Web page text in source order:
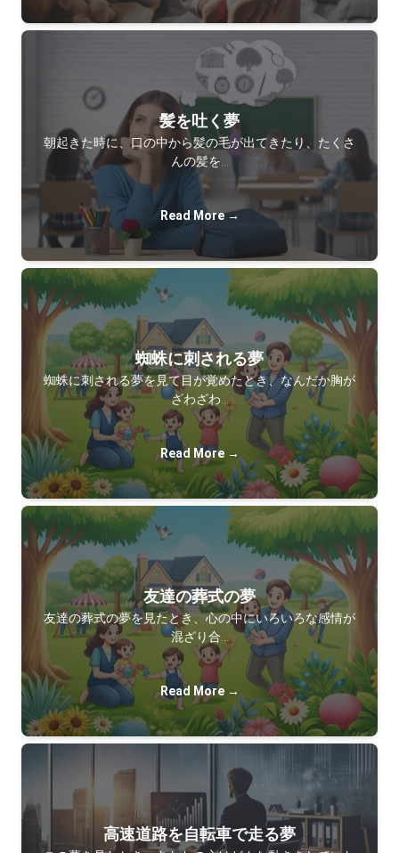
髪を吐く夢
朝起きた時に、口の中から髪の毛が出てきたり、たくさ
んの髪を…
Read More →
蜘蛛に刺される夢
蜘蛛に刺される夢を見て目が覚めたとき、なんだか胸が
ざわざわ…
Read More →
友達の葬式の夢
友達の葬式の夢を見たとき、心の中にいろいろな感情が
混ざり合…
Read More →
高速道路を自転車で走る夢